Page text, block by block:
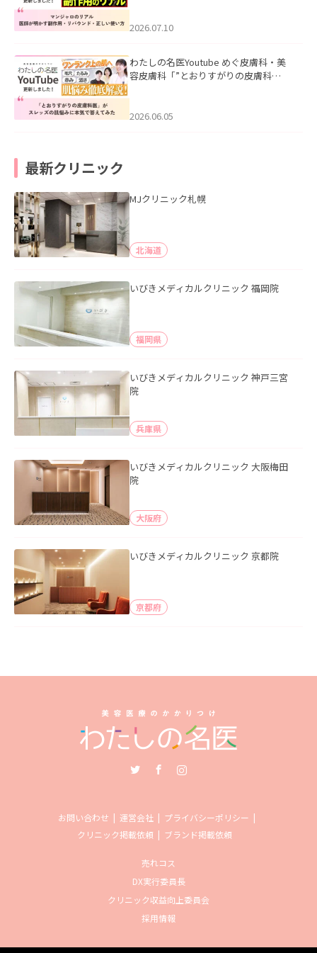
た。
2026.07.10
わたしの名医Youtube めぐ皮膚科・美
容皮膚科「”とおりすがりの皮膚科
2026.06.05
最新クリニック
MJクリニック札幌
北海道
いびきメディカルクリニック 福岡院
福岡県
いびきメディカルクリニック 神戸三宮
院
兵庫県
いびきメディカルクリニック 大阪梅田
院
大阪府
いびきメディカルクリニック 京都院
京都府
お問い合わせ 運営会社
プライバシーポリシー
クリニック掲載依頼
ブランド掲載依頼
売れコス
DX実行委員長
クリニック収益向上委員会
採用情報